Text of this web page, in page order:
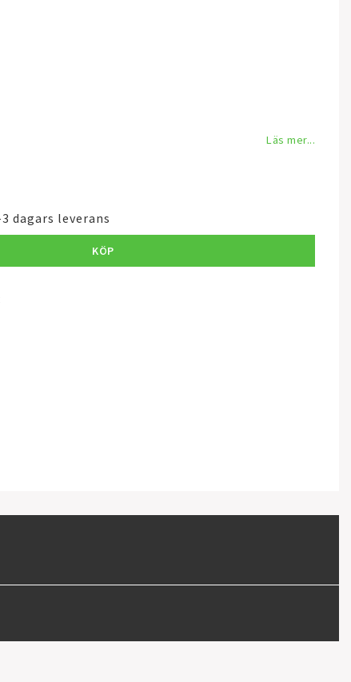
Läs mer...
dagars leverans
KÖP